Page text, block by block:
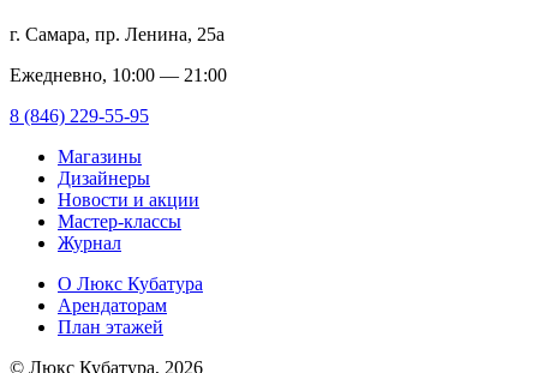
г. Самара, пр. Ленина, 25а
Ежедневно, 10:00 — 21:00
8 (846) 229-55-95
Магазины
Дизайнеры
Новости и акции
Мастер-классы
Журнал
О Люкс Кубатура
Арендаторам
План этажей
© Люкс Кубатура, 2026